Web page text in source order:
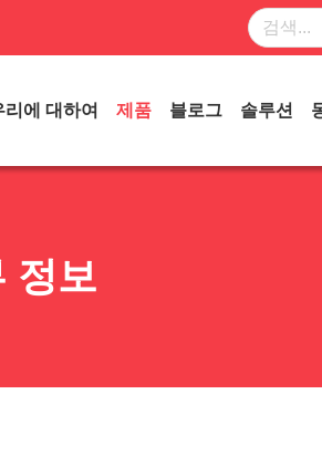
리에 대하여 제품 블로그 솔루션
정보